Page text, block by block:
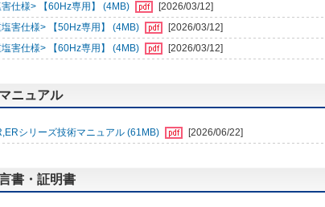
仕様> 【60Hz専用】 (4MB)
[2026/03/12]
害仕様> 【50Hz専用】 (4MB)
[2026/03/12]
害仕様> 【60Hz専用】 (4MB)
[2026/03/12]
ニュアル
シリーズ技術マニュアル (61MB) [2026/06/22]
書・証明書